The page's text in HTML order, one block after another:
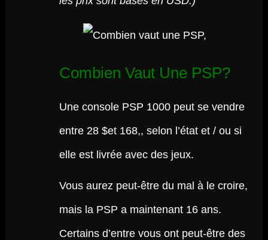
Combien Vaut Une PSP?
Une console PSP 1000 peut se vendre
entre 28 $et 168,, selon l’état et / ou si
elle est livrée avec des jeux.
Vous aurez peut-être du mal à le croire,
mais la PSP a maintenant 16 ans.
Certains d’entre vous ont peut-être des